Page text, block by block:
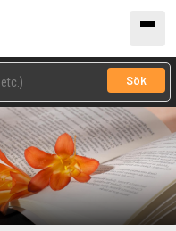
Sök